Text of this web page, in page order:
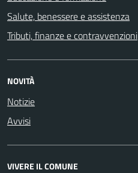
Salute, benessere e assistenza
Tributi, finanze e contravvenzioni
NOVITÀ
Notizie
Avvisi
VIVERE IL COMUNE